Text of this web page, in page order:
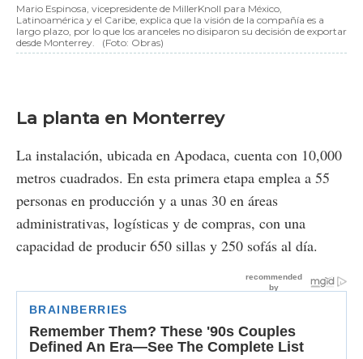
Mario Espinosa, vicepresidente de MillerKnoll para México,
Latinoamérica y el Caribe, explica que la visión de la compañía es a
largo plazo, por lo que los aranceles no disiparon su decisión de exportar
desde Monterrey.
(Foto: Obras)
La planta en Monterrey
La instalación, ubicada en Apodaca, cuenta con 10,000
metros cuadrados. En esta primera etapa emplea a 55
personas en producción y a unas 30 en áreas
administrativas, logísticas y de compras, con una
capacidad de producir 650 sillas y 250 sofás al día.